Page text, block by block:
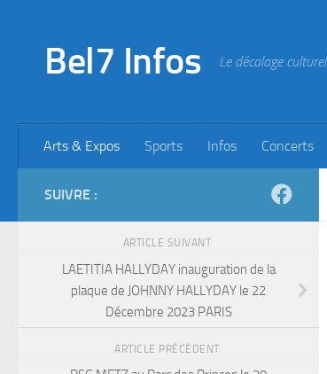
Bel7 Infos Le décalage culturel
Arts & Expos Sports Infos Concerts
SUIVRE :
ARTICLE SUIVANT
LAETITIA HALLYDAY inauguration de la
plaque de JOHNNY HALLYDAY le 22
Décembre 2023 PARIS
ARTICLE PRÉCÉDENT